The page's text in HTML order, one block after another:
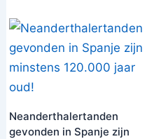
Neanderthalertanden
gevonden in Spanje zijn